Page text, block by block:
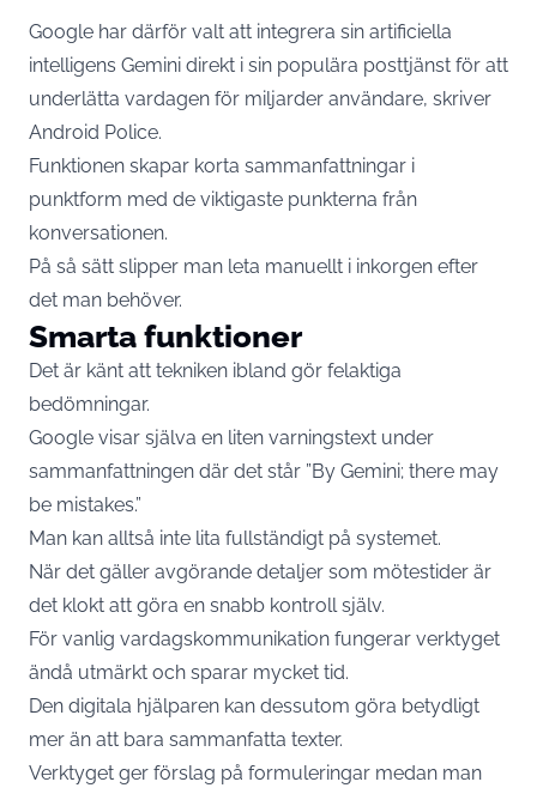
Google har därför valt att integrera sin artificiella
intelligens Gemini direkt i sin populära posttjänst för att
underlätta vardagen för miljarder användare, skriver
Android Police.
Funktionen skapar korta sammanfattningar i
punktform med de viktigaste punkterna från
konversationen.
På så sätt slipper man leta manuellt i inkorgen efter
det man behöver.
Smarta funktioner
Det är känt att tekniken ibland gör felaktiga
bedömningar.
Google visar själva en liten varningstext under
sammanfattningen där det står ”By Gemini; there may
be mistakes.”
Man kan alltså inte lita fullständigt på systemet.
När det gäller avgörande detaljer som mötestider är
det klokt att göra en snabb kontroll själv.
För vanlig vardagskommunikation fungerar verktyget
ändå utmärkt och sparar mycket tid.
Den digitala hjälparen kan dessutom göra betydligt
mer än att bara sammanfatta texter.
Verktyget ger förslag på formuleringar medan man